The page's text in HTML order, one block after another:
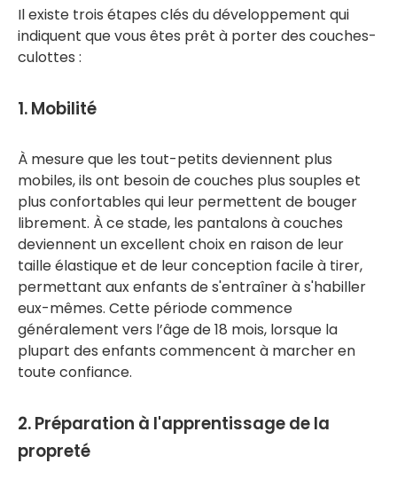
Il existe trois étapes clés du développement qui
indiquent que vous êtes prêt à porter des couches-
culottes :
1. Mobilité
À mesure que les tout-petits deviennent plus
mobiles, ils ont besoin de couches plus souples et
plus confortables qui leur permettent de bouger
librement. À ce stade, les pantalons à couches
deviennent un excellent choix en raison de leur
taille élastique et de leur conception facile à tirer,
permettant aux enfants de s'entraîner à s'habiller
eux-mêmes. Cette période commence
généralement vers l’âge de 18 mois, lorsque la
plupart des enfants commencent à marcher en
toute confiance.
2. Préparation à l'apprentissage de la
propreté